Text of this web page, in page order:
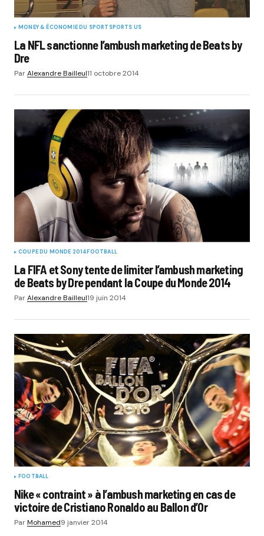
MONEY & ÉCONOMIE DU SPORT SPORTS US
La NFL sanctionne l’ambush marketing de Beats by
Dre
ParAlexandre Bailleul11 octobre 2014
COUPE DU MONDE 2014FOOTBALL
La FIFA et Sony tente de limiter l’ambush marketing
de Beats by Dre pendant la Coupe du Monde 2014
ParAlexandre Bailleul19 juin 2014
FOOTBALL
Nike « contraint » à l’ambush marketing en cas de
victoire de Cristiano Ronaldo au Ballon d’Or
ParMohamed9 janvier 2014